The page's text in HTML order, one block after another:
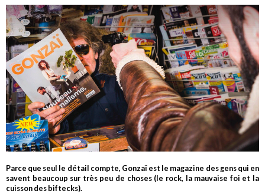
Parce que seul le détail compte, Gonzaï est le magazine des gens qui en
savent beaucoup sur très peu de choses (le rock, la mauvaise foi et la
cuisson des biftecks).